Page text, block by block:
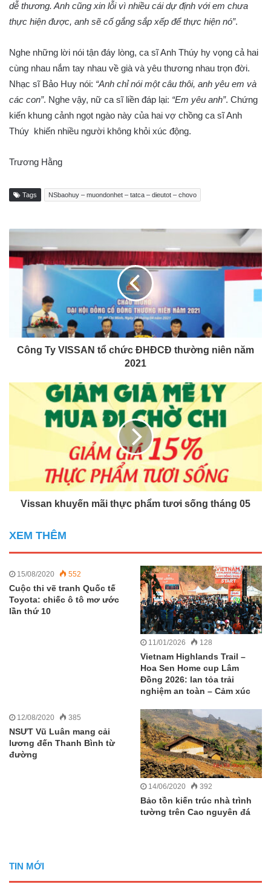
dễ thương. Anh cũng xin lỗi vì nhiều cái dự định với em chưa
thực hiện được, anh sẽ cố gắng sắp xếp để thực hiện nó”.
Nghe những lời nói tận đáy lòng, ca sĩ Anh Thúy hy vọng cả hai
cùng nhau nắm tay nhau về già và yêu thương nhau trọn đời.
Nhạc sĩ Bảo Huy nói: “Anh chỉ nói một câu thôi, anh yêu em và
các con”. Nghe vậy, nữ ca sĩ liền đáp lại: “Em yêu anh”. Chứng
kiến khung cảnh ngọt ngào này của hai vợ chồng ca sĩ Anh
Thúy khiến nhiều người không khỏi xúc động.
Trương Hằng
Tags NSbaohuy – muondonhet – tatca – dieutot – chovo
Công Ty VISSAN tổ chức ĐHĐCĐ thường niên năm
2021
Vissan khuyến mãi thực phẩm tươi sống tháng 05
XEM THÊM
15/08/2020 552
Cuộc thi vẽ tranh Quốc tế
Toyota: chiếc ô tô mơ ước
lần thứ 10
11/01/2026 128
Vietnam Highlands Trail –
Hoa Sen Home cup Lâm
Đồng 2026: lan tỏa trải
nghiệm an toàn – Cảm xúc
12/08/2020 385
NSƯT Vũ Luân mang cải
lương đến Thanh Bình từ
đường
14/06/2020 392
Bảo tồn kiến trúc nhà trình
tường trên Cao nguyên đá
TIN MỚI